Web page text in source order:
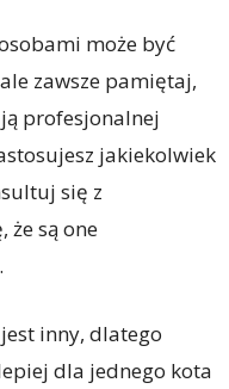
może być
zawsze pamiętaj,
profesjonalnej
jakiekolwiek
się z
że są one
inny, dlatego
dla jednego kota